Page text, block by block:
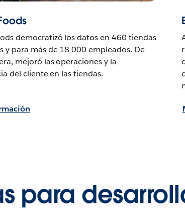
democratizó los datos en 460 tiendas
y para más de 18 000 empleados. De
mejoró las operaciones y la
del cliente en las tiendas.
para